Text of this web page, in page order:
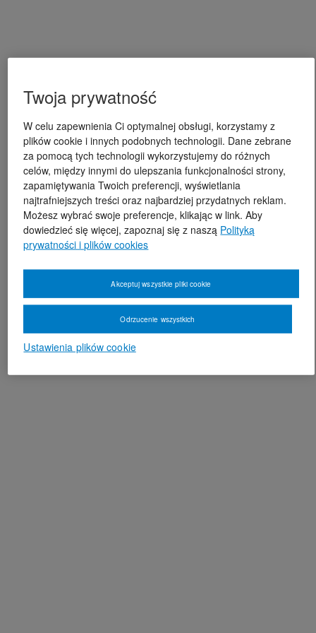
Twoja prywatność
W celu zapewnienia Ci optymalnej obsługi, korzystamy z
plików cookie i innych podobnych technologii. Dane zebrane
za pomocą tych technologii wykorzystujemy do różnych
celów, między innymi do ulepszania funkcjonalności strony,
zapamiętywania Twoich preferencji, wyświetlania
najtrafniejszych treści oraz najbardziej przydatnych reklam.
Możesz wybrać swoje preferencje, klikając w link. Aby
dowiedzieć się więcej, zapoznaj się z naszą Polityką
prywatności i plików cookies
Ustawienia plików cookie
Odrzucenie wszystkich
Akceptuj wszystkie pliki cookie